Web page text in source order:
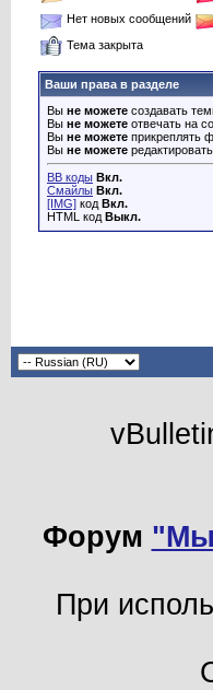
Нет новых сообщений
Тема закрыта
Ваши права в разделе
Вы не можете создавать
Вы не можете отвечать на
Вы не можете прикреплять
Вы не можете
BB коды Вкл.
Смайлы Вкл.
[IMG] код Вкл.
HTML код Выкл.
Форум "Мы
При